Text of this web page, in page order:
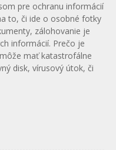
pre ochranu informácií
to, či ide o osobné fotky
zálohovanie je
informácií. Prečo je
mať katastrofálne
disk, vírusový útok, či